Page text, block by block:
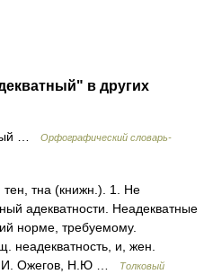
в других
…
Орфографический словарь-
тна (книжн.). 1. Не
адекватности. Неадекватные
норме, требуемому.
неадекватность, и, жен.
Ожегов, Н.Ю …
Толковый